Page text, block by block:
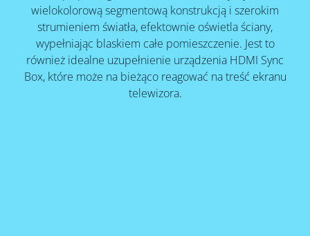
wielokolorową segmentową konstrukcją i szerokim
strumieniem światła, efektownie oświetla ściany,
wypełniając blaskiem całe pomieszczenie. Jest to
również idealne uzupełnienie urządzenia HDMI Sync
Box, które może na bieżąco reagować na treść ekranu
telewizora.